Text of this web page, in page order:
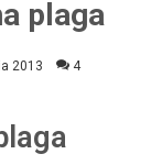
plaga
2013 4